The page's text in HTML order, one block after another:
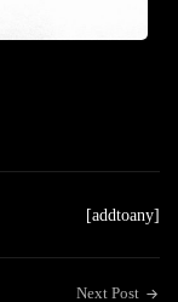
[addtoany]
Next Post